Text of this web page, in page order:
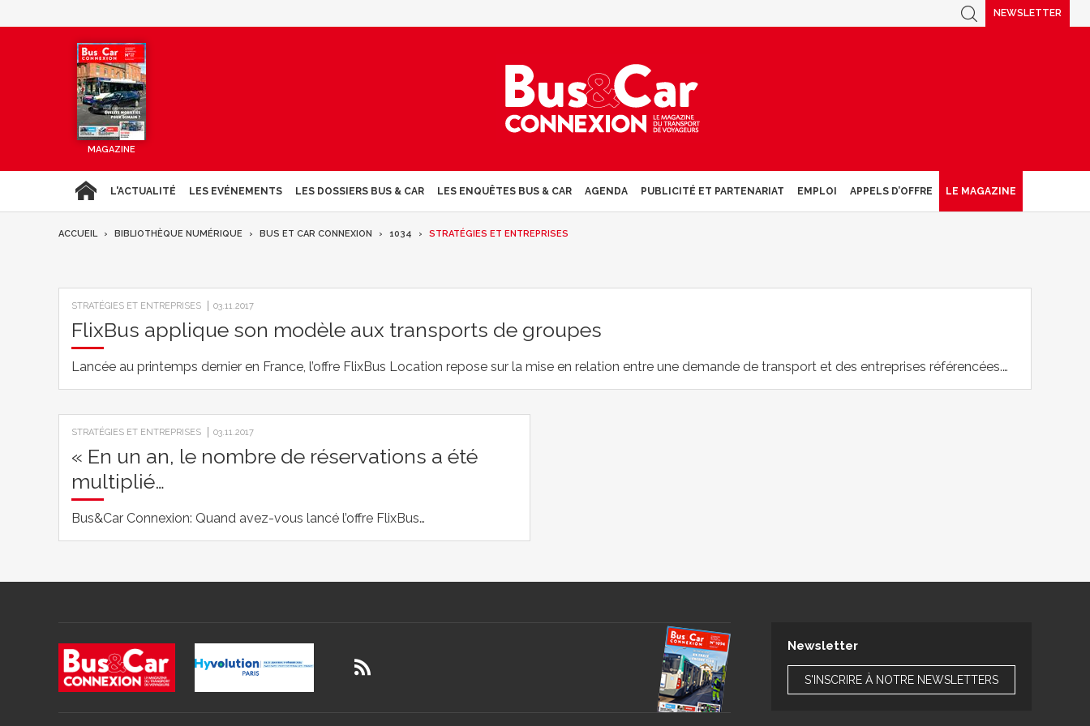
NEWSLETTER
MAGAZINE
L'ACTUALITÉ LES EVÉNEMENTS LES DOSSIERS BUS & CAR LES ENQUÊTES BUS & CAR AGENDA PUBLICITÉ ET PARTENARIAT EMPLOI APPELS D’OFFRE LE MAGAZINE
ACCUEIL BIBLIOTHÈQUE NUMÉRIQUE BUS ET CAR CONNEXION 1034 STRATÉGIES ET ENTREPRISES
STRATÉGIES ET ENTREPRISES 03.11.2017
FlixBus applique son modèle aux transports de groupes
Lancée au printemps dernier en France, l’offre FlixBus Location repose sur la mise en relation entre une demande de transport et des entreprises référencées.…
STRATÉGIES ET ENTREPRISES 03.11.2017
« En un an, le nombre de réservations a été
multiplié…
Bus&Car Connexion: Quand avez-vous lancé l’offre FlixBus…
Newsletter
S'INSCRIRE À NOTRE NEWSLETTERS